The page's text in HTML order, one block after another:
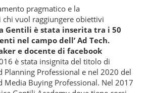
pragmatico e la
vuol raggiungere obiettivi
Gentili è stata inserita tra i 50
nel campo dell’ Ad Tech.
e docente di facebook
è stata insignita del titolo di
Planning Professional e nel 2020 del
Media Buying Professional. Nel 2017